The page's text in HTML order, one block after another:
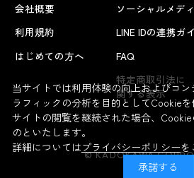
会社概要
利用規約
はじめての方へ
ソーシャルメデ
LINE IDの連携ガ
FAQ
特定商取引法に
関する表示
© KADOKAWA
当サイトでは利用体験の向上およびコ
ラフィックの分析を目的としてCookie
サイトの閲覧を継続された場合、
のといたします。
詳細についてはプライバシーポリシーを
承諾する